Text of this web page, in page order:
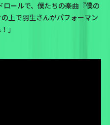
ロールで、僕たちの楽曲 『僕の
上で羽生さんがパフォーマン
」